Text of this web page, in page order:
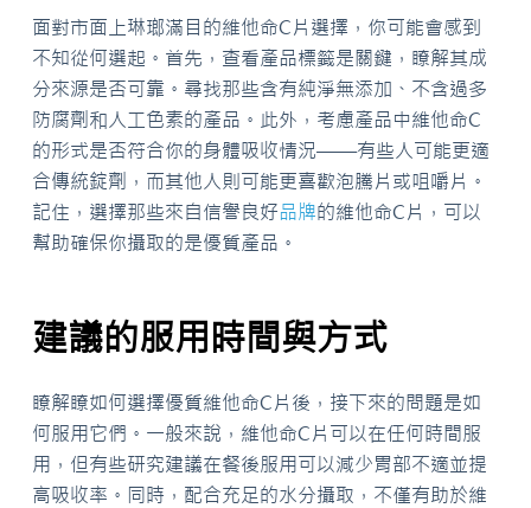
面對市面上琳瑯滿目的維他命C片選擇，你可能會感到
不知從何選起。首先，查看產品標籤是關鍵，瞭解其成
分來源是否可靠。尋找那些含有純淨無添加、不含過多
防腐劑和人工色素的產品。此外，考慮產品中維他命C
的形式是否符合你的身體吸收情況——有些人可能更適
合傳統錠劑，而其他人則可能更喜歡泡騰片或咀嚼片。
記住，選擇那些來自信譽良好品牌的維他命C片，可以
幫助確保你攝取的是優質產品。
建議的服用時間與方式
瞭解瞭如何選擇優質維他命C片後，接下來的問題是如
何服用它們。一般來說，維他命C片可以在任何時間服
用，但有些研究建議在餐後服用可以減少胃部不適並提
高吸收率。同時，配合充足的水分攝取，不僅有助於維